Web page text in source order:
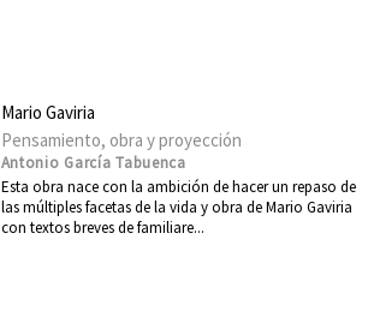
Mario Gaviria
Pensamiento, obra y proyección
Antonio García Tabuenca
Esta obra nace con la ambición de hacer un repaso de
las múltiples facetas de la vida y obra de Mario Gaviria
con textos breves de familiare...